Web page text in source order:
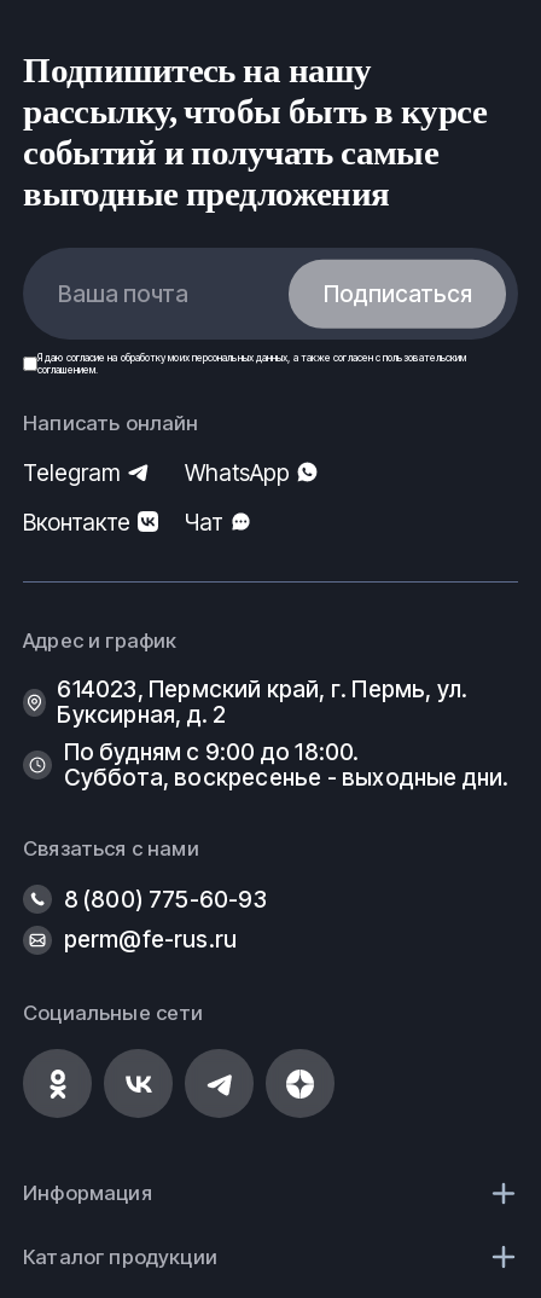
Подпишитесь на нашу
рассылку, чтобы быть в курсе
событий и получать самые
выгодные предложения
Ваша почта Подписаться
Я даю согласие на обработку моих персональных данных, а также согласен спользовательским
соглашением.
Написать онлайн
Telegram
WhatsApp
Вконтакте
Чат
Адрес и график
614023, Пермский край, г. Пермь, ул.
Буксирная, д. 2
По будням с 9:00 до 18:00.
Суббота, воскресенье - выходные дни.
Связаться с нами
8 (800) 775-60-93
perm@fe-rus.ru
Социальные сети
Информация
Каталог продукции